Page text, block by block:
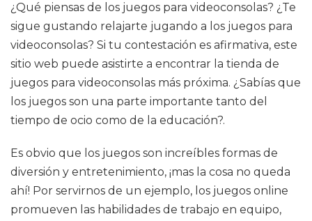
¿Qué piensas de los juegos para videoconsolas? ¿Te
sigue gustando relajarte jugando a los juegos para
videoconsolas? Si tu contestación es afirmativa, este
sitio web puede asistirte a encontrar la tienda de
juegos para videoconsolas más próxima. ¿Sabías que
los juegos son una parte importante tanto del
tiempo de ocio como de la educación?.
Es obvio que los juegos son increíbles formas de
diversión y entretenimiento, ¡mas la cosa no queda
ahí! Por servirnos de un ejemplo, los juegos online
promueven las habilidades de trabajo en equipo,